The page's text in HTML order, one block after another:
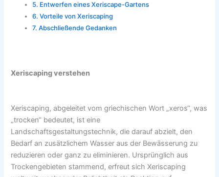
Entwerfen eines Xeriscape-Gartens
Vorteile von Xeriscaping
Abschließende Gedanken
Xeriscaping verstehen
Xeriscaping, abgeleitet vom griechischen Wort „xeros“, was
„trocken“ bedeutet, ist eine
Landschaftsgestaltungstechnik, die darauf abzielt, den
Bedarf an zusätzlichem Wasser aus der Bewässerung zu
reduzieren oder ganz zu eliminieren. Ursprünglich aus
Trockengebieten stammend, erfreut sich Xeriscaping